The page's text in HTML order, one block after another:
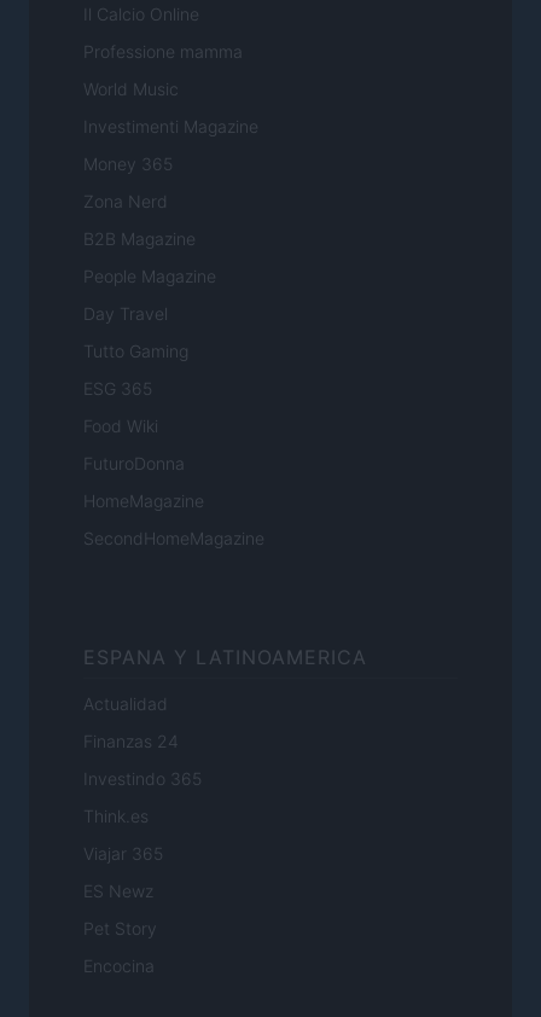
Il Calcio Online
Professione mamma
World Music
Investimenti Magazine
Money 365
Zona Nerd
B2B Magazine
People Magazine
Day Travel
Tutto Gaming
ESG 365
Food Wiki
FuturoDonna
HomeMagazine
SecondHomeMagazine
ESPANA Y LATINOAMERICA
Actualidad
Finanzas 24
Investindo 365
Think.es
Viajar 365
ES Newz
Pet Story
Encocina